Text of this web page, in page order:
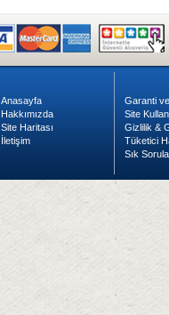
Anasayfa
Hakkımızda
Site Haritası
İletişim
Garanti
Site
Gizlilik &
Tüketici
Sık